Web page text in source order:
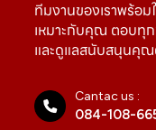
ทีมงานของเราพร้อม
เหมาะกับคุณ ตอบทุ
และดูแลสนับสนุนคุณ
Cantac us :
084-108-